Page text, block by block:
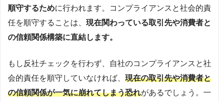
順守するために行われます。コンプライアンスと社会的責
任を順守することは、 現在関わっている取引先や消費者と
の信頼関係構築に直結します。
もし反社チェックを行わず、自社のコンプライアンスと社
会的責任を順守していなければ、 現在の取引先や消費者と
の信頼関係が一気に崩れてしまう恐れがあるでしょう。一